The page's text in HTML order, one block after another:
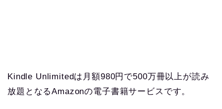
Kindle Unlimitedは月額980円で500万冊以上が読み
放題となるAmazonの電子書籍サービスです。